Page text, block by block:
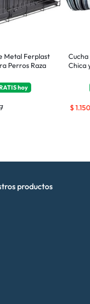
Metal Ferplast
Perros Raza
hoy
Chica
$1.150
productos